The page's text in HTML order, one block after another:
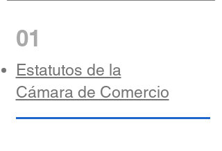
01
Estatutos de la
Cámara de Comercio